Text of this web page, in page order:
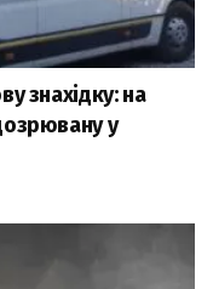
знахідку: на
у